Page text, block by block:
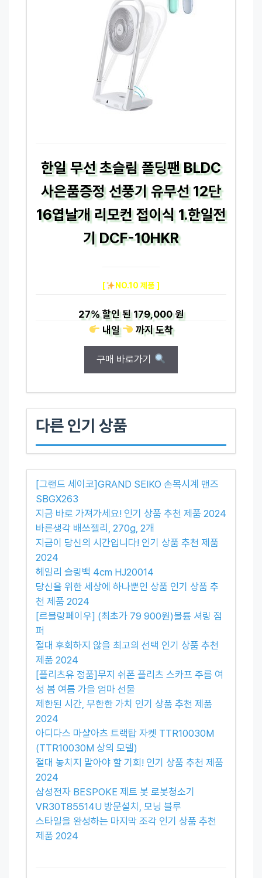
한일 무선 초슬림 폴딩팬 BLDC
사은품증정 선풍기 유무선 12단
16엽날개 리모컨 접이식 1.한일전
기 DCF-10HKR
[ NO.10 제품 ]
27%할인 된179,000 원
내일
까지도착
구매 바로가기
다른 인기 상품
[그랜드 세이코]GRAND SEIKO 손목시계 맨즈
SBGX263
지금 바로 가져가세요! 인기 상품 추천 제품 2024
바른생각 배쓰젤리, 270g, 2개
지금이 당신의 시간입니다! 인기 상품 추천 제품
2024
헤일리 슬링백 4cm HJ20014
당신을 위한 세상에 하나뿐인 상품 인기 상품 추
천 제품 2024
[르블랑페이우] (최초가 79 900원)볼륨 셔링 점
퍼
절대 후회하지 않을 최고의 선택 인기 상품 추천
제품 2024
[플리츠유 정품]무지 쉬폰 플리츠 스카프 주름 여
성 봄 여름 가을 엄마 선물
제한된 시간, 무한한 가치 인기 상품 추천 제품
2024
아디다스 마샬아츠 트랙탑 자켓 TTR10030M
(TTR10030M 상의 모델)
절대 놓치지 말아야 할 기회! 인기 상품 추천 제품
2024
삼성전자 BESPOKE 제트 봇 로봇청소기
VR30T85514U 방문설치, 모닝 블루
스타일을 완성하는 마지막 조각 인기 상품 추천
제품 2024